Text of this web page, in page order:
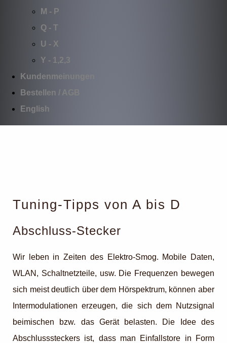
M - P
Q - T
U - X
Y - 1,2,3
Kundenmeinungen
Bestellen / AGB
English
Tuning-Tipps von A bis D
Abschluss-Stecker
Wir leben in Zeiten des Elektro-Smog. Mobile Daten,
WLAN, Schaltnetzteile, usw. Die Frequenzen bewegen
sich meist deutlich über dem Hörspektrum, können aber
Intermodulationen erzeugen, die sich dem Nutzsignal
beimischen bzw. das Gerät belasten. Die Idee des
Abschlusssteckers ist, dass man Einfallstore in Form